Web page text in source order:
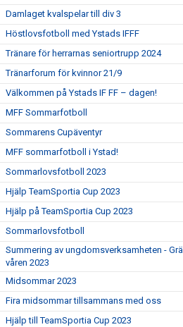
Damlaget kvalspelar till div 3
Höstlovsfotboll med Ystads IFFF
Tränare för herrarnas seniortrupp 2024
Tränarforum för kvinnor 21/9
Välkommen på Ystads IF FF – dagen!
MFF Sommarfotboll
Sommarens Cupäventyr
MFF sommarfotboll i Ystad!
Sommarlovsfotboll 2023
Hjälp TeamSportia Cup 2023
Hjälp på TeamSportia Cup 2023
Sommarlovsfotboll
Summering av ungdomsverksamheten -
våren 2023
Midsommar 2023
Fira midsommar tillsammans med oss
Hjälp till TeamSportia Cup 2023